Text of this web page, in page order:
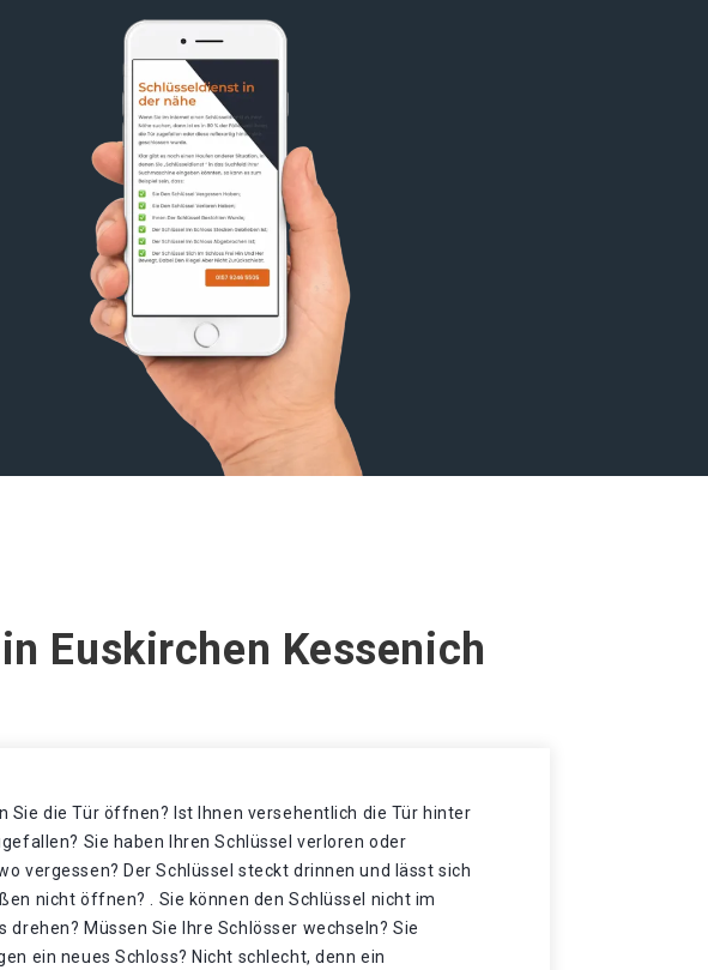
Euskirchen Kessenich
Sie die Tür öffnen? Ist Ihnen versehentlich die Tür hinter
Sie haben Ihren Schlüssel verloren oder
vergessen? Der Schlüssel steckt drinnen und lässt sich
nicht öffnen? . Sie können den Schlüssel nicht im
drehen? Müssen Sie Ihre Schlösser wechseln? Sie
ein neues Schloss? Nicht schlecht, denn ein